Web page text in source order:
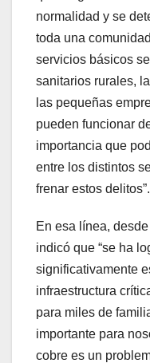
normalidad y se
toda una
servicios básicos
sanitarios rurales,
las pequeñas
pueden funcionar
importancia que
entre los distintos
frenar estos delitos”.
En esa línea,
indicó que “se ha
significativamente
infraestructura
para miles de
importante para
cobre es un